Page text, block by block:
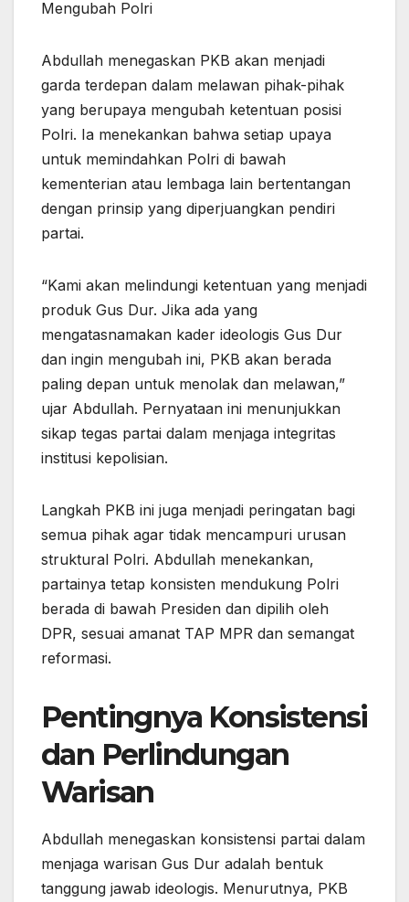
Abdullah menegaskan PKB akan menjadi
garda terdepan dalam melawan pihak-pihak
yang berupaya mengubah ketentuan posisi
Polri. Ia menekankan bahwa setiap upaya
untuk memindahkan Polri di bawah
kementerian atau lembaga lain bertentangan
dengan prinsip yang diperjuangkan pendiri
partai.
“Kami akan melindungi ketentuan yang menjadi
produk Gus Dur. Jika ada yang
mengatasnamakan kader ideologis Gus Dur
dan ingin mengubah ini, PKB akan berada
paling depan untuk menolak dan melawan,”
ujar Abdullah. Pernyataan ini menunjukkan
sikap tegas partai dalam menjaga integritas
institusi kepolisian.
Langkah PKB ini juga menjadi peringatan bagi
semua pihak agar tidak mencampuri urusan
struktural Polri. Abdullah menekankan,
partainya tetap konsisten mendukung Polri
berada di bawah Presiden dan dipilih oleh
DPR, sesuai amanat TAP MPR dan semangat
reformasi.
Pentingnya Konsistensi
dan Perlindungan
Warisan
Abdullah menegaskan konsistensi partai dalam
menjaga warisan Gus Dur adalah bentuk
tanggung jawab ideologis. Menurutnya, PKB